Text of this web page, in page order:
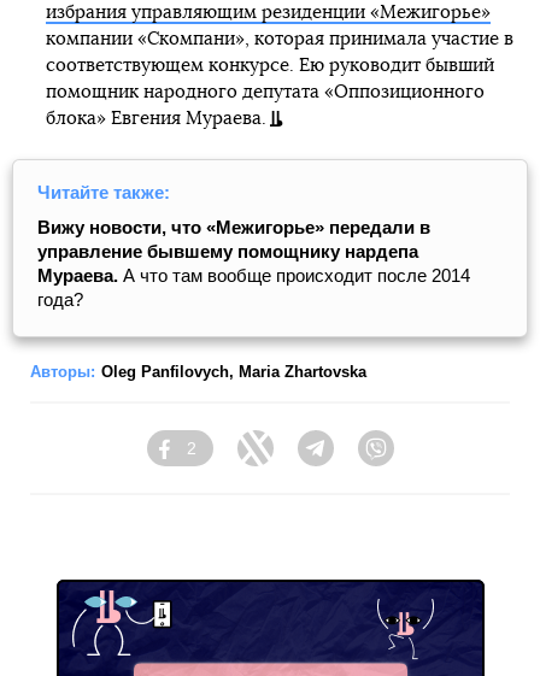
избрания управляющим резиденции «Межигорье»
компании «Скомпани», которая принимала участие в
соответствующем конкурсе. Ею руководит бывший
помощник народного депутата «Оппозиционного
блока» Евгения Мураева.
Читайте также:
Вижу новости, что «Межигорье» передали в
управление бывшему помощнику нардепа
Мураева. А что там вообще происходит после 2014
года?
Авторы: Oleg Panfilovych, Maria Zhartovska
Facebook
2
Twitter TelegramViber